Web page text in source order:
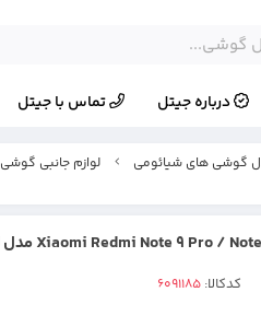
درباره جیتل تماس با جیتل
گوشی های شیائومی لوازم جانبی گوشی Xiaomi Redmi Note 9 Pro
کدکالا: